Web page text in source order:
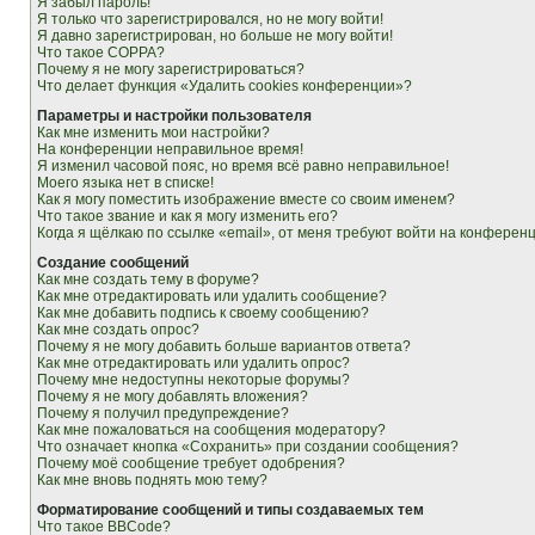
Я только что зарегистрировался, но не могу войти!
Я давно зарегистрирован, но больше не могу войти!
Что такое COPPA?
Почему я не могу зарегистрироваться?
Что делает функция «Удалить cookies конференции»?
Параметры и настройки пользователя
Как мне изменить мои настройки?
На конференции неправильное время!
Я изменил часовой пояс, но время всё равно неправильное!
Моего языка нет в списке!
Как я могу поместить изображение вместе со своим именем?
Что такое звание и как я могу изменить его?
Когда я щёлкаю по ссылке «email», от меня требуют войти на
Создание сообщений
Как мне создать тему в форуме?
Как мне отредактировать или удалить сообщение?
Как мне добавить подпись к своему сообщению?
Как мне создать опрос?
Почему я не могу добавить больше вариантов ответа?
Как мне отредактировать или удалить опрос?
Почему мне недоступны некоторые форумы?
Почему я не могу добавлять вложения?
Почему я получил предупреждение?
Как мне пожаловаться на сообщения модератору?
Что означает кнопка «Сохранить» при создании сообщения?
Почему моё сообщение требует одобрения?
Как мне вновь поднять мою тему?
Форматирование сообщений и типы создаваемых тем
Что такое BBCode?